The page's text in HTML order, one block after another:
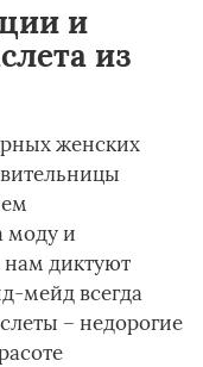
и
из
женских
моду и
нам диктуют
мейд всегда
– недорогие